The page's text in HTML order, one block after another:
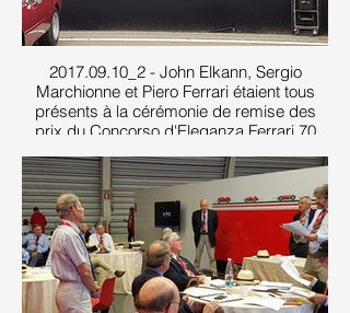
2017.09.10_2 - John Elkann, Sergio
Marchionne et Piero Ferrari étaient tous
présents à la cérémonie de remise des
prix du Concorso d'Eleganza Ferrari 70
Gianni Agnelli et la 340 MM ex-Marzotto
victorieuse des Mille Miglia en 1953
appartenant depuis de nombreuses
années à un collectionneur de Modena